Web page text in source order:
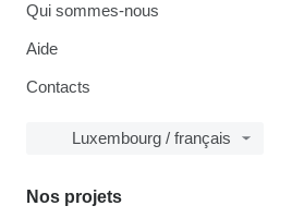
Qui sommes-nous
Aide
Contacts
Luxembourg / français
Nos projets